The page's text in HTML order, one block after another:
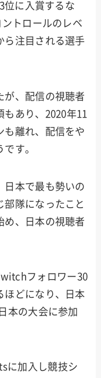
位に入賞するな
トロールのレベ
ら注目される選手
が、配信の視聴者
あり、2020年11
も離れ、配信をや
す。
日本で最も勢いの
部隊になったこと
め、日本の視聴者
フォロワー30
ほどになり、日本
本の大会に参加
に加入し競技シ